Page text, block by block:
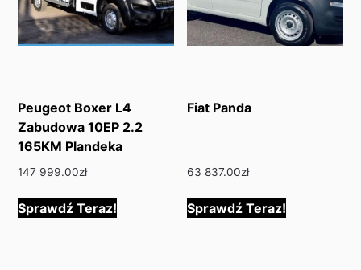
Peugeot Boxer L4
Zabudowa 10EP 2.2
165KM Plandeka
147 999.00zł
Sprawdź Teraz!
Fiat Panda
63 837.00zł
Sprawdź Teraz!